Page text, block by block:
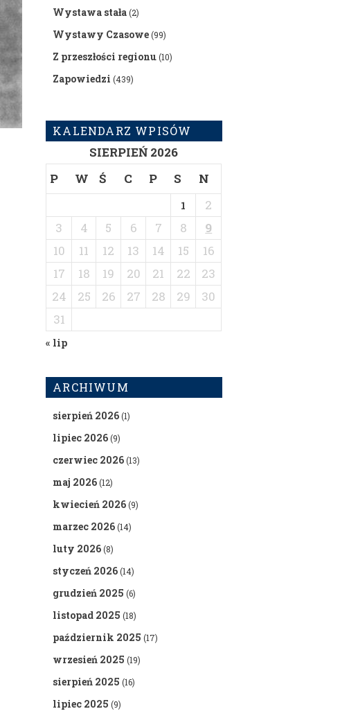
Wystawa stała(2)
Wystawy Czasowe(99)
Z przeszłości regionu(10)
Zapowiedzi (439)
KALENDARZ WPISÓW
SIERPIEŃ 2026
P
W Ś C P S N
1
2
3
4 5 6 7 8
9
10
11 12 13 14 15
16
17
18 19 20 21 22
23
24
25 26 27 28 29
30
31
« lip
ARCHIWUM
sierpień 2026(1)
lipiec 2026(9)
czerwiec 2026(13)
maj 2026(12)
kwiecień 2026(9)
marzec 2026(14)
luty 2026(8)
styczeń 2026(14)
grudzień 2025 (6)
listopad 2025 (18)
październik 2025 (17)
wrzesień 2025 (19)
sierpień 2025 (16)
lipiec 2025 (9)